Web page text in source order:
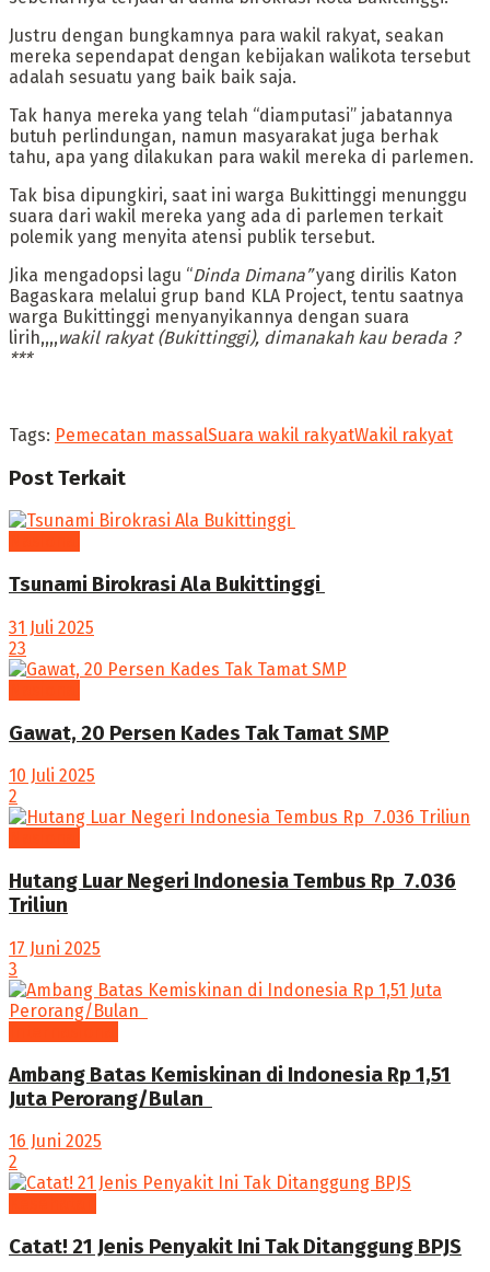
‎Justru dengan bungkamnya para wakil rakyat, seakan
mereka sependapat dengan kebijakan walikota tersebut
adalah sesuatu yang baik baik saja.
‎Tak hanya mereka yang telah “diamputasi” jabatannya
butuh perlindungan, namun masyarakat juga berhak
tahu, apa yang dilakukan para wakil mereka di parlemen.
‎Tak bisa dipungkiri, saat ini warga Bukittinggi menunggu
suara dari wakil mereka yang ada di parlemen terkait
polemik yang menyita atensi publik tersebut.
‎Jika mengadopsi lagu “Dinda Dimana”yang dirilis Katon
Bagaskara melalui grup band KLA Project, tentu saatnya
warga Bukittinggi menyanyikannya dengan suara
lirih,,,,wakil rakyat (Bukittinggi), dimanakah kau berada ?
***
Tags: Pemecatan massalSuara wakil rakyatWakil rakyat
PostTerkait
Tsunami Birokrasi Ala Bukittinggi
31 Juli 2025
23
Gawat, 20 Persen Kades Tak Tamat SMP
10 Juli 2025
2
Hutang Luar Negeri Indonesia Tembus Rp 7.036
Triliun
17 Juni 2025
3
Ambang Batas Kemiskinan di Indonesia Rp 1,51
Juta Perorang/Bulan ‎
16 Juni 2025
2
Catat! 21 Jenis Penyakit Ini Tak Ditanggung BPJS